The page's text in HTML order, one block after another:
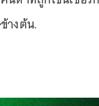
างต้น.